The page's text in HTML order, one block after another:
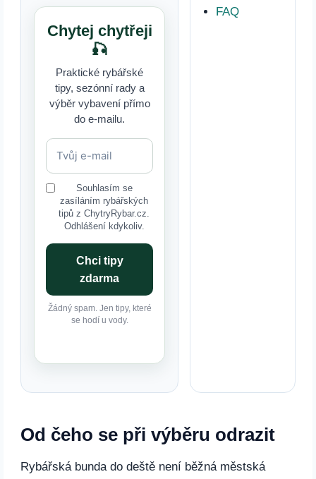
Chytej chytřeji
🎣
Praktické rybářské
tipy, sezónní rady a
výběr vybavení přímo
do e-mailu.
Souhlasím se
zasíláním rybářských
tipů z ChytryRybar.cz.
Odhlášení kdykoliv.
Chci tipy
zdarma
Žádný spam. Jen tipy, které
se hodí u vody.
FAQ
Od čeho se při výběru odrazit
Rybářská bunda do deště není běžná městská